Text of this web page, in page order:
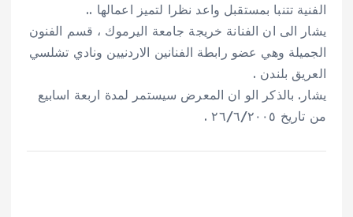
الفنية تتنبا بمستقبل واعد نظرا لتميز اعمالها ..
يشار الى ان الفنانة خريجة جامعة اليرموك ، قسم الفنون
الجميلة وهي عضو رابطة الفنانين الاردنيين ونادي تشلسي
العريق بلندن .
يشار. بالذكر الو ان المعرض سيستمر لمدة اربعة اسابيع
من تاريخ ٢٦/٦/٢٠٠٥ .